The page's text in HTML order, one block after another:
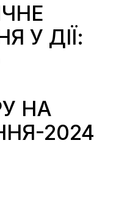
У ДІЇ:
НА
2024